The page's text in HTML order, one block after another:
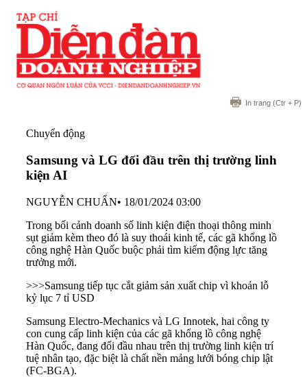
In trang (Ctr + P)
Chuyển động
Samsung và LG đối đầu trên thị trường linh
kiện AI
NGUYỄN CHUẨN• 18/01/2024 03:00
Trong bối cảnh doanh số linh kiện điện thoại thông minh
sụt giảm kèm theo đó là suy thoái kinh tế, các gã khổng lồ
công nghệ Hàn Quốc buộc phải tìm kiếm động lực tăng
trưởng mới.
>>>Samsung tiếp tục cắt giảm sản xuất chip vì khoản lỗ
kỷ lục 7 tỉ USD
Samsung Electro-Mechanics và LG Innotek, hai công ty
con cung cấp linh kiện của các gã khổng lồ công nghệ
Hàn Quốc, đang đối đầu nhau trên thị trường linh kiện trí
tuệ nhân tạo, đặc biệt là chất nền mảng lưới bóng chip lật
(FC-BGA).